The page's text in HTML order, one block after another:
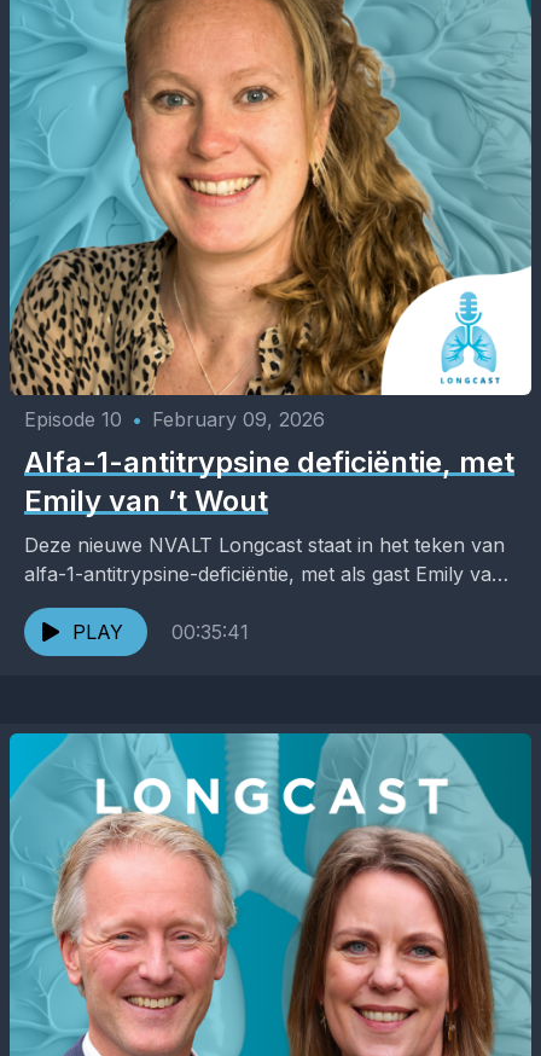
Episode 10 • February 09, 2026
Alfa-1-antitrypsine deficiëntie, met
Emily van ’t Wout
Deze nieuwe NVALT Longcast staat in het teken van
alfa-1-antitrypsine-deficiëntie, met als gast Emily van
’t Wout, longarts in het LUMC. In deze aflevering...
PLAY
00:35:41